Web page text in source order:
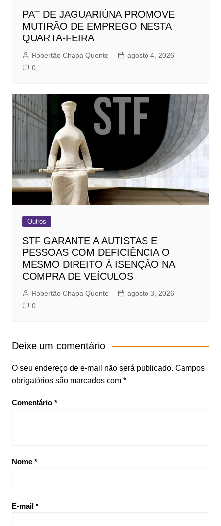
PAT DE JAGUARIÚNA PROMOVE
MUTIRÃO DE EMPREGO NESTA
QUARTA-FEIRA
Robertão Chapa Quente
agosto 4, 2026
0
Outros
STF GARANTE A AUTISTAS E
PESSOAS COM DEFICIÊNCIA O
MESMO DIREITO À ISENÇÃO NA
COMPRA DE VEÍCULOS
Robertão Chapa Quente
agosto 3, 2026
0
Deixe um comentário
O seu endereço de e-mail não será publicado. Campos
obrigatórios são marcados com *
Comentário *
Nome *
E-mail *